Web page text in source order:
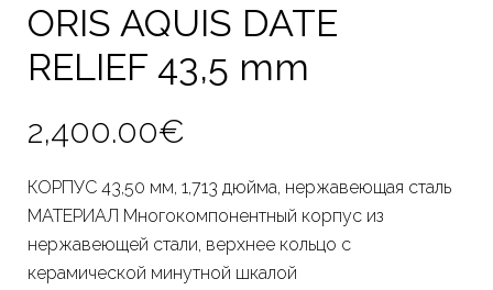
ORIS AQUIS DATE
RELIEF 43,5 mm
2,400.00€
КОРПУС 43,50 мм, 1,713 дюйма, нержавеющая сталь
МАТЕРИАЛ Многокомпонентный корпус из
нержавеющей стали, верхнее кольцо с
керамической минутной шкалой